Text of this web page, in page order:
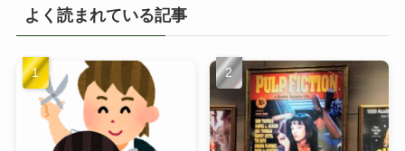
よく読まれている記事